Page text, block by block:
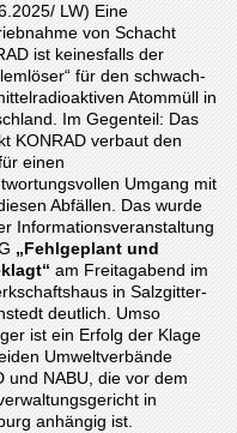
LW) Eine
von Schacht
ist keinesfalls der
für den schwach-
Atommüll in
Im Gegenteil: Das
KONRAD verbaut den
einen
Umgang mit
Abfällen. Das wurde
Informationsveranstaltung
„Fehlgeplant und
am Freitagabend im
in Salzgitter-
deutlich. Umso
ist ein Erfolg der Klage
Umweltverbände
und NABU, die vor dem
in
anhängig ist.